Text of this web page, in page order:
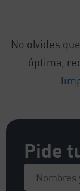
No olvides
óptima,
Pide